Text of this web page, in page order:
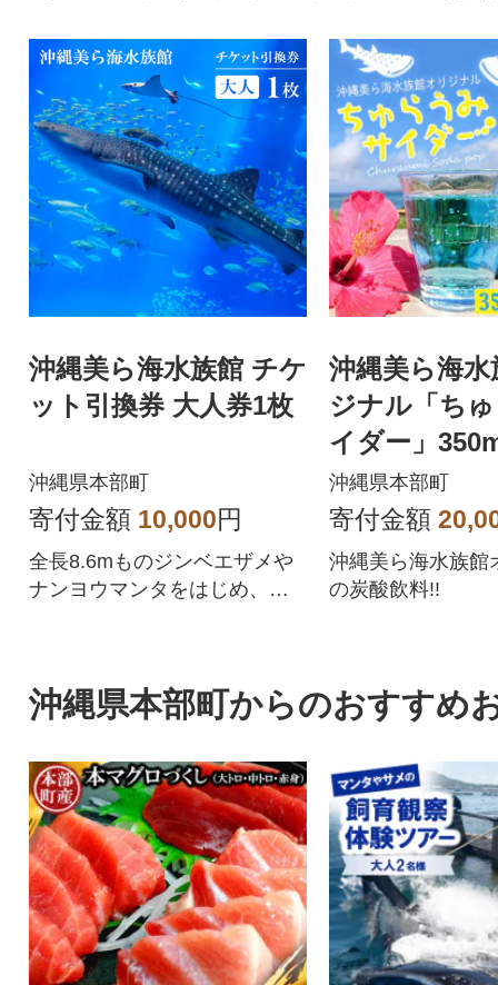
沖縄美ら海水族館 チケ
ット引換券 大人券1枚
沖縄県本部町
寄付金額 10,000円
全長8.6mものジンベエザメや
ナンヨウマンタをはじめ、多
沖縄美ら海
ジナル「ち
イダー」
沖縄県本部町
寄付金額
沖縄美ら海水族館
の炭酸飲料!!
沖縄県本部町からのおすすめ